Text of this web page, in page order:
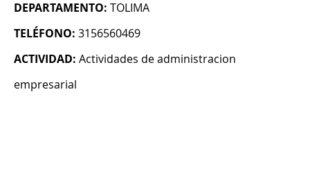
DEPARTAMENTO: TOLIMA
TELÉFONO: 3156560469
ACTIVIDAD: Actividades de administracion
empresarial